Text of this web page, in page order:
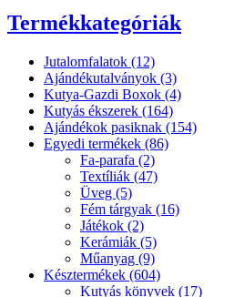
Termékkategóriák
Jutalomfalatok (12)
Ajándékutalványok (3)
Kutya-Gazdi Boxok (4)
Kutyás ékszerek (164)
Ajándékok pasiknak (154)
Egyedi termékek (86)
Fa-parafa (2)
Textíliák (47)
Üveg (5)
Fém tárgyak (16)
Játékok (2)
Kerámiák (5)
Műanyag (9)
Késztermékek (604)
Kutyás könyvek (17)